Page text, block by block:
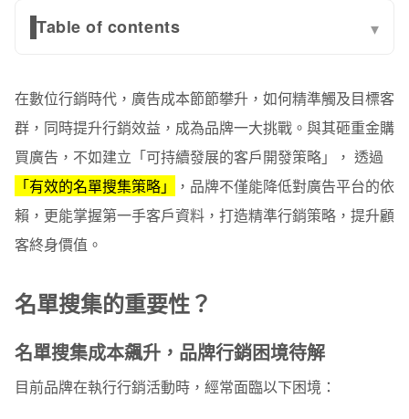
Table of contents ▾
名單搜集成本飆升，品牌行銷困境待解
情境一：新品上市試用活動｜保養品牌案例
情境二：募資計畫預購｜智能家電品牌案例
情境四：VIP 限量贈品兌換｜美妝化妝品案例
在數位行銷時代，廣告成本節節攀升，如何精準觸及目標客
群，同時提升行銷效益，成為品牌一大挑戰。與其砸重金購
買廣告，不如建立「可持續發展的客戶開發策略」， 透過
「有效的名單搜集策略」
，品牌不僅能降低對廣告平台的依
賴，更能掌握第一手客戶資料，打造精準行銷策略，提升顧
客終身價值。
名單搜集的重要性？
名單搜集成本飆升，品牌行銷困境待解
目前品牌在執行行銷活動時，經常面臨以下困境：